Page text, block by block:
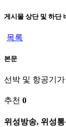
게시물 상단 및 하단
목록
본문
선박 및 항공기
추천 0
위성방송, 위성